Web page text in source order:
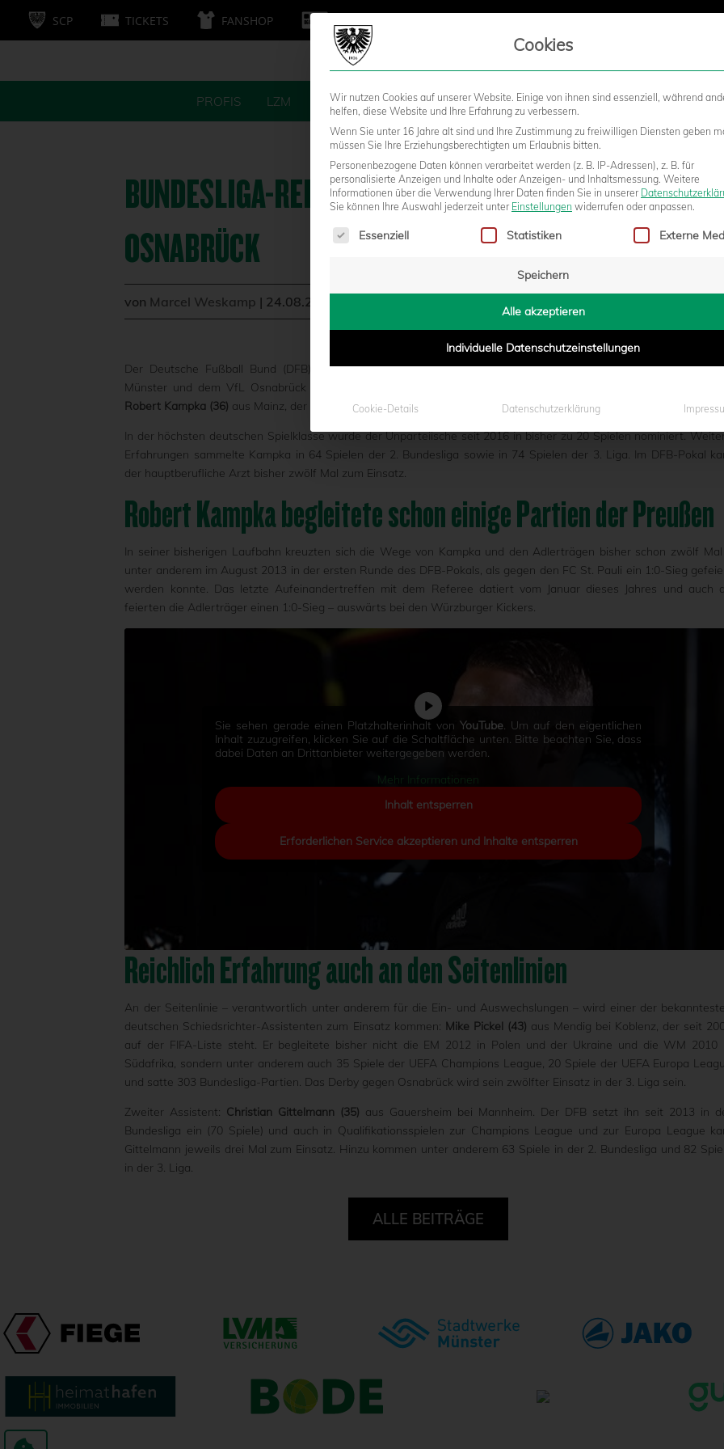
SCP TICKETS FANSHOP
PROFIS LZM FANS STADION BUSINESS KIDS
BUNDESLIGA-REFEREE ROBERT KAMPKA PFEIFT IN
OSNABRÜCK
von Marcel Weskamp | 24.08.2018 - 06:42
Der Deutsche Fußball Bund (DFB) wird am Samstag beim traditionsreichen Derby zwischen dem SC
Münster und dem VfL Osnabrück ein Schiedsrichter-Gespann mit reichlich Erfahrung einsetzen – angeführt
Robert Kampka (36) aus Mainz, der auch die Lizenz für die Leitung von Spielen in der Fußball Bundesliga besitzt.
In der höchsten deutschen Spielklasse wurde der Unparteiische seit 2016 in bisher zu 20 Spielen nominiert.
Erfahrungen sammelte Kampka in 64 Spielen der 2. Bundesliga sowie in 74 Spielen der 3. Liga. Im DFB-Pokal
der hauptberufliche Arzt bisher zwölf Mal zum Einsatz.
Robert Kampka begleitete schon einige Partien der Preußen
In seiner bisherigen Laufbahn kreuzten sich die Wege von Kampka und den Adlerträgen bisher schon zwölf Mal
unter anderem im August 2013 in der ersten Runde des DFB-Pokals, als gegen den FC St. Pauli ein 1:0-Sieg
werden konnte. Das letzte Aufeinandertreffen mit dem Referee datiert vom Januar dieses Jahres und auch
feierten die Adlerträger einen 1:0-Sieg – auswärts bei den Würzburger Kickers.
Sie sehen gerade einen Platzhalterinhalt von YouTube. Um auf den eigentlichen
Inhalt zuzugreifen, klicken Sie auf die Schaltfläche unten. Bitte beachten Sie, dass
dabei Daten an Drittanbieter weitergegeben werden.
Mehr Informationen
Inhalt entsperren
Erforderlichen Service akzeptieren und Inhalte entsperren
Reichlich Erfahrung auch an den Seitenlinien
An der Seitenlinie – verantwortlich unter anderem für die Ein- und Auswechslungen – wird einer der
deutschen Schiedsrichter-Assistenten zum Einsatz kommen: Mike Pickel (43) aus Mendig bei Koblenz, der seit
auf der FIFA-Liste steht. Er begleitete bisher nicht die EM 2012 in Polen und der Ukraine und die WM 2010
Südafrika, sondern unter anderem auch 35 Spiele der UEFA Champions League, 20 Spiele der UEFA Europa
und satte 303 Bundesliga-Partien. Das Derby gegen Osnabrück wird sein zwölfter Einsatz in der 3. Liga sein.
Zweiter Assistent: Christian Gittelmann (35) aus Gauersheim bei Mannheim. Der DFB setzt ihn seit 2013 in
Bundesliga ein (70 Spiele) und auch in Qualifikationsspielen zur Champions League und zur Europa League
Gittelmann jeweils drei Mal zum Einsatz. Hinzu kommen unter anderem 63 Spiele in der 2. Bundesliga und 82
in der 3. Liga.
ALLE BEITRÄGE
Cookies
Wir nutzen Cookies auf unserer Website. Einige von ihnen sind essenziell, während
helfen, diese Website und Ihre Erfahrung zu verbessern.
Wenn Sie unter 16 Jahre alt sind und Ihre Zustimmung zu freiwilligen Diensten geben
müssen Sie Ihre Erziehungsberechtigten um Erlaubnis bitten.
Personenbezogene Daten können verarbeitet werden (z. B. IP-Adressen), z. B. für
personalisierte Anzeigen und Inhalte oder Anzeigen- und Inhaltsmessung. Weitere
Informationen über die Verwendung Ihrer Daten finden Sie in unserer
Sie können Ihre Auswahl jederzeit unter Einstellungen widerrufen oder anpassen.
Es folgt eine Liste der Service-Gruppen, für die eine Einwilligung erteilt
Essenziell Statistiken Externe
Speichern
Alle akzeptieren
Individuelle Datenschutzeinstellungen
Cookie-Details Datenschutzerklärung